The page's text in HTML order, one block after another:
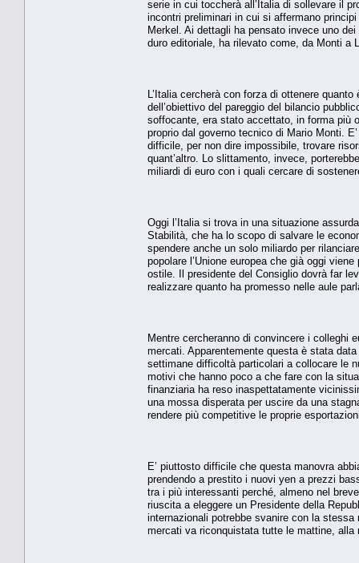
serie in cui toccherà all’Italia di sollevare il
incontri preliminari in cui si affermano
Merkel. Ai dettagli ha pensato invece uno
duro editoriale, ha rilevato come, da Monti a
L’Italia cercherà con forza di ottenere
dell’obiettivo del pareggio del bilancio
soffocante, era stato accettato, in forma più
proprio dal governo tecnico di Mario Monti.
difficile, per non dire impossibile, trovare
quant’altro. Lo slittamento, invece,
miliardi di euro con i quali cercare di
Oggi l’Italia si trova in una situazione
Stabilità, che ha lo scopo di salvare le
spendere anche un solo miliardo per
popolare l’Unione europea che già oggi
ostile. Il presidente del Consiglio dovrà far
realizzare quanto ha promesso nelle aule
Mentre cercheranno di convincere i colleghi
mercati. Apparentemente questa è stata
settimane difficoltà particolari a collocare le
motivi che hanno poco a che fare con la
finanziaria ha reso inaspettatamente
una mossa disperata per uscire da una
rendere più competitive le proprie
E’ piuttosto difficile che questa manovra
prendendo a prestito i nuovi yen a prezzi
tra i più interessanti perché, almeno nel
riuscita a eleggere un Presidente della
internazionali potrebbe svanire con la
mercati va riconquistata tutte le mattine,